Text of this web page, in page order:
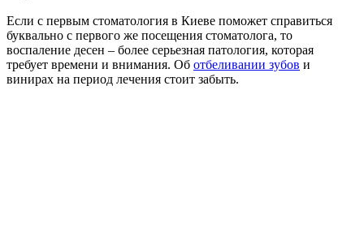
Если с первым стоматология в Киеве поможет справиться
буквально с первого же посещения стоматолога, то
воспаление десен – более серьезная патология, которая
требует времени и внимания. Об отбеливании зубов и
винирах на период лечения стоит забыть.